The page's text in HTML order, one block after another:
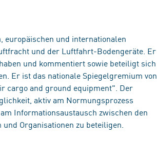
europäischen und internationalen
und der Luftfahrt-Bodengeräte. Er
und kommentiert sowie beteiligt sich
Er ist das nationale Spiegelgremium von
cargo and ground equipment". Der
aktiv am Normungsprozess
Informationsaustausch zwischen den
Organisationen zu beteiligen.